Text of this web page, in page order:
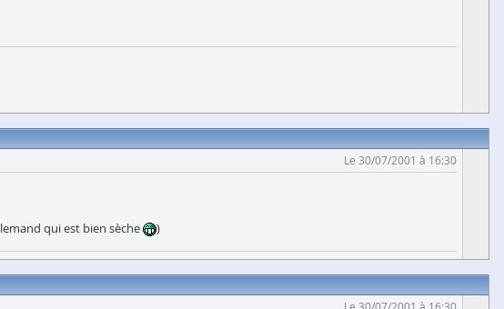
Le 30/07/2001 à 16:30
qui est bien sèche )